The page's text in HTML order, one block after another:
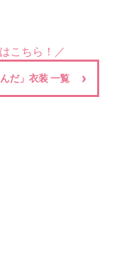
こちら！／
だ」衣装 一覧